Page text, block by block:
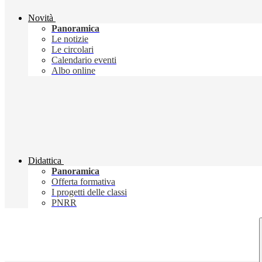
Novità
Panoramica
Le notizie
Le circolari
Calendario eventi
Albo online
Didattica
Panoramica
Offerta formativa
I progetti delle classi
PNRR